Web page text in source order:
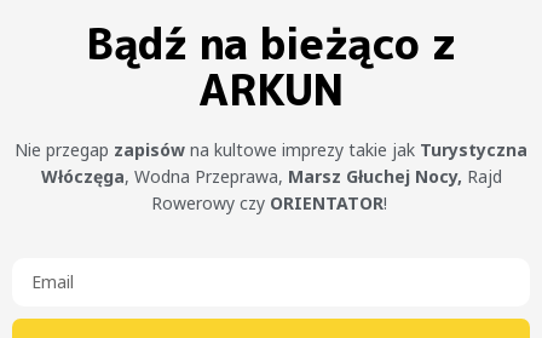
Bądź na bieżąco z
ARKUN
Nie przegap zapisów na kultowe imprezy takie jak Turystyczna
Włóczęga, Wodna Przeprawa, Marsz Głuchej Nocy, Rajd
Rowerowy czy ORIENTATOR!